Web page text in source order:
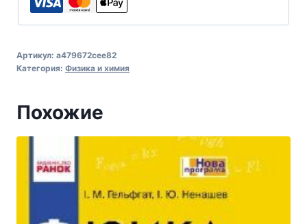
Артикул: a479672cee82
Категория: Физика и химия
Похожие